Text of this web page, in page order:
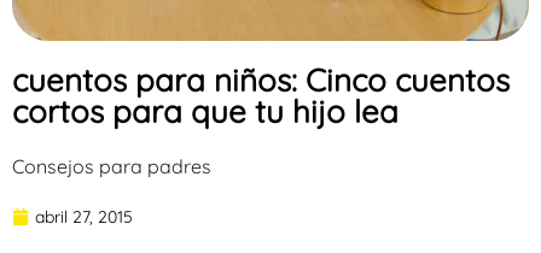
cuentos para niños: Cinco cuentos
cortos para que tu hijo lea
Consejos para padres
abril 27, 2015